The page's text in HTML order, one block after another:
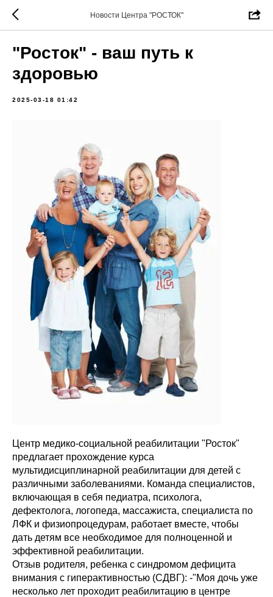
Новости Центра "РОСТОК"
"Росток" - ваш путь к
здоровью
2025-03-18 01:42
Центр медико-социальной реабилитации "Росток"
предлагает прохождение курса
мультидисциплинарной реабилитации для детей с
различными заболеваниями. Команда специалистов,
включающая в себя педиатра, психолога,
дефектолога, логопеда, массажиста, специалиста по
ЛФК и физиопроцедурам, работает вместе, чтобы
дать детям все необходимое для полноценной и
эффективной реабилитации.
Отзыв родителя, ребенка с синдромом дефицита
внимания с гиперактивностью (СДВГ): -"Моя дочь уже
несколько лет проходит реабилитацию в центре